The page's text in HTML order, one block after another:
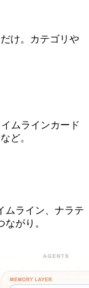
け。カテゴリや
ムラインカード
ど。
ムライン、ナラテ
がり。